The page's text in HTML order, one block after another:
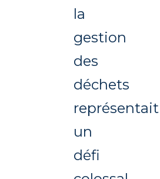
la
gestion
des
déchets
représentait
un
défi